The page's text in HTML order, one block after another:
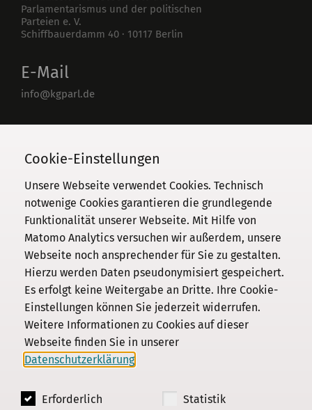
Parlamentarismus und der politischen
Parteien e. V.
Schiffbauerdamm 40 · 10117 Berlin
E-Mail
info@kgparl.de
030 / 206 33 94-0
Kommission
Institut
Forschung
Publikationen
Datenschutz
Impressum
Kontakt
Cookie-Einstellungen
Unsere Webseite verwendet Cookies. Technisch
notwenige Cookies garantieren die grundlegende
Funktionalität unserer Webseite. Mit Hilfe von
Matomo Analytics versuchen wir außerdem, unsere
Webseite noch ansprechender für Sie zu gestalten.
Hierzu werden Daten pseudonymisiert gespeichert.
Es erfolgt keine Weitergabe an Dritte. Ihre Cookie-
Einstellungen können Sie jederzeit widerrufen.
Weitere Informationen zu Cookies auf dieser
Webseite finden Sie in unserer
Datenschutzerklärung
Erforderlich Statistik